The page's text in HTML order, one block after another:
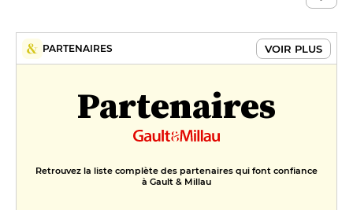
Barre cacao, caramel fleur de sel,
PARTENAIRES VOIR PLUS
Partenaires
Retrouvez la liste complète des partenaires qui font confiance
à Gault & Millau